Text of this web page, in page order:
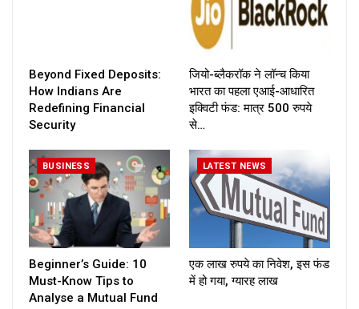
Beyond Fixed Deposits:
How Indians Are
Redefining Financial
Security
जियो-ब्लैकरॉक ने लॉन्च किया
भारत का पहला एआई-आधारित
इक्विटी फंड: मात्र 500 रुपये
से…
BUSINESS
Beginner’s Guide: 10
Must-Know Tips to
Analyse a Mutual Fund
LATEST NEWS
एक लाख रुपये का निवेश, इस फंड
में हो गया, ग्यारह लाख